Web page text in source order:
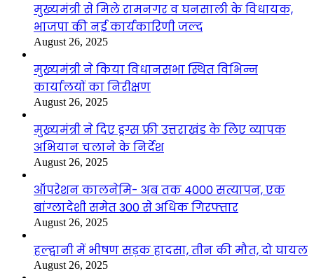
मुख्यमंत्री से मिले रामनगर व घनसाली के विधायक,
भाजपा की नई कार्यकारिणी जल्द
August 26, 2025
मुख्यमंत्री ने किया विधानसभा स्थित विभिन्न
कार्यालयों का निरीक्षण
August 26, 2025
मुख्यमंत्री ने दिए ड्रग्स फ्री उत्तराखंड के लिए व्यापक
अभियान चलाने के निर्देश
August 26, 2025
ऑपरेशन कालनेमि- अब तक 4000 सत्यापन, एक
बांग्लादेशी समेत 300 से अधिक गिरफ्तार
August 26, 2025
हल्द्वानी में भीषण सड़क हादसा, तीन की मौत, दो घायल
August 26, 2025